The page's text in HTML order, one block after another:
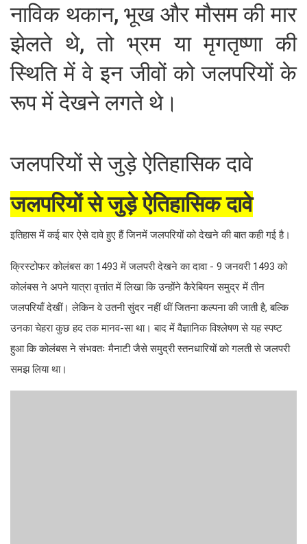
नाविक थकान, भूख और मौसम की मार
झेलते थे, तो भ्रम या मृगतृष्णा की
स्थिति में वे इन जीवों को जलपरियों के
रूप में देखने लगते थे।
जलपरियों से जुड़े ऐतिहासिक दावे
जलपरियों से जुड़े ऐतिहासिक दावे
इतिहास में कई बार ऐसे दावे हुए हैं जिनमें जलपरियों को देखने की बात कही गई है।
क्रिस्टोफर कोलंबस का 1493 में जलपरी देखने का दावा - 9 जनवरी 1493 को
कोलंबस ने अपने यात्रा वृत्तांत में लिखा कि उन्होंने कैरेबियन समुद्र में तीन
जलपरियाँ देखीं। लेकिन वे उतनी सुंदर नहीं थीं जितना कल्पना की जाती है, बल्कि
उनका चेहरा कुछ हद तक मानव-सा था। बाद में वैज्ञानिक विश्लेषण से यह स्पष्ट
हुआ कि कोलंबस ने संभवतः मैनाटी जैसे समुद्री स्तनधारियों को गलती से जलपरी
समझ लिया था।